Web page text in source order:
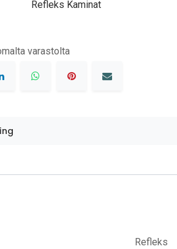
Refleks Kaminat
varastolta
Refleks